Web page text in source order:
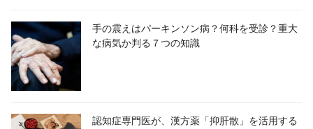
手の震えはパーキンソン病？何科を受診？重大
な病気か判る７つの知識
認知症専門医が、漢方薬「抑肝散」を活用する